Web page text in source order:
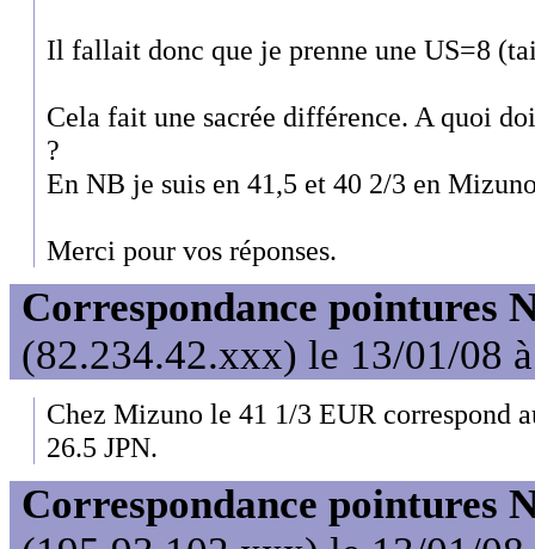
Il fallait donc que je prenne une US=8
Cela fait une sacrée différence. A quoi
?
En NB je suis en 41,5 et 40 2/3 en
Merci pour vos réponses.
Correspondance pointures
(82.234.42.xxx) le 13/01/08
Chez Mizuno le 41 1/3 EUR correspond
26.5 JPN.
Correspondance pointures